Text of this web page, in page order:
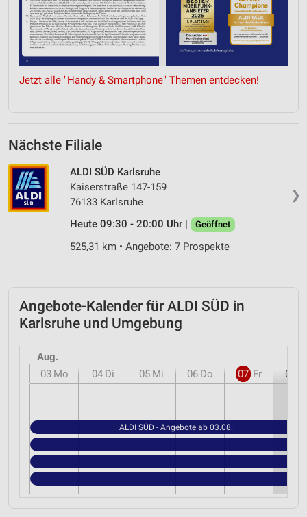
Jetzt alle "Handy & Smartphone" Themen entdecken!
Nächste Filiale
❯
ALDI SÜD Karlsruhe
Kaiserstraße 147-159
76133 Karlsruhe
Heute 09:30 - 20:00 Uhr |
Geöffnet
525,31 km • Angebote: 7 Prospekte
Angebote-Kalender für ALDI SÜD in
Karlsruhe und Umgebung
Aug.
03 Mo 04 Di 05 Mi 06 Do 07 Fr 08
ALDI SÜD - Angebote ab 03.08.